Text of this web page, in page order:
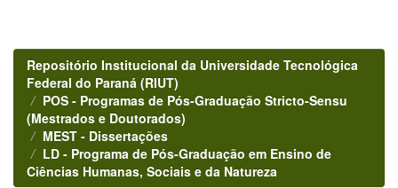
Repositório Institucional da Universidade Tecnológica
Federal do Paraná (RIUT)
POS - Programas de Pós-Graduação Stricto-Sensu
(Mestrados e Doutorados)
MEST - Dissertações
LD - Programa de Pós-Graduação em Ensino de
Ciências Humanas, Sociais e da Natureza